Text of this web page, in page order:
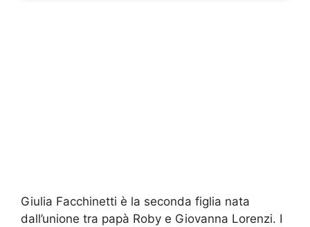
Giulia Facchinetti è la seconda figlia nata
dall’unione tra papà Roby e Giovanna Lorenzi. I